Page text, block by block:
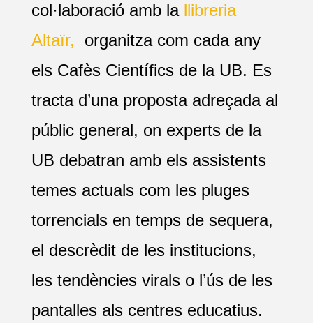
col·laboració amb la llibreria
Altaïr, organitza com cada any
els Cafès Científics de la UB. Es
tracta d’una proposta adreçada al
públic general, on experts de la
UB debatran amb els assistents
temes actuals com les pluges
torrencials en temps de sequera,
el descrèdit de les institucions,
les tendències virals o l’ús de les
pantalles als centres educatius.